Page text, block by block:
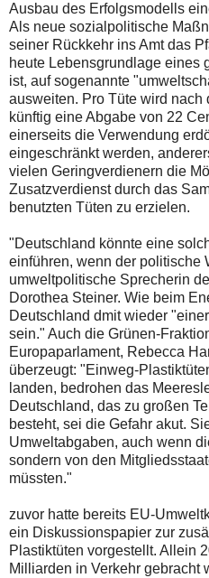
Ausbau des Erfolgsmodells
Als neue sozialpolitische
seiner Rückkehr ins Amt das
heute Lebensgrundlage eines
ist, auf sogenannte
ausweiten. Pro Tüte wird nach
künftig eine Abgabe von 22
einerseits die Verwendung
eingeschränkt werden,
vielen Geringverdienern die
Zusatzverdienst durch das
benutzten Tüten zu erzielen.
"Deutschland könnte eine
einführen, wenn der politische
umweltpolitische Sprecherin
Dorothea Steiner. Wie beim
Deutschland dmit wieder
sein." Auch die Grünen-
Europaparlament, Rebecca
überzeugt: "Einweg-
landen, bedrohen das
Deutschland, das zu großen
besteht, sei die Gefahr akut.
Umweltabgaben, auch wenn
sondern von den
müssten."
zuvor hatte bereits EU-
ein Diskussionspapier zur
Plastiktüten vorgestellt. Allein
Milliarden in Verkehr gebracht